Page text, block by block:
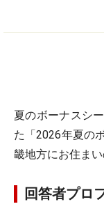
夏のボーナスシ
た「2026年夏の
畿地方にお住ま
回答者プロ